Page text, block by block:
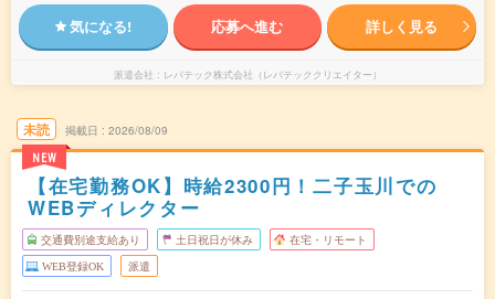
気になる! 応募へ進む 詳しく見る
派遣会社 レバテック株式会社（レバテッククリエイター）
未読
NEW
掲載日 2026/08/09
【在宅勤務OK】時給2300円！二子玉川での
WEBディレクター
交通費別途支給あり 土日祝日が休み 在宅・リモート
WEB登録OK 派遣